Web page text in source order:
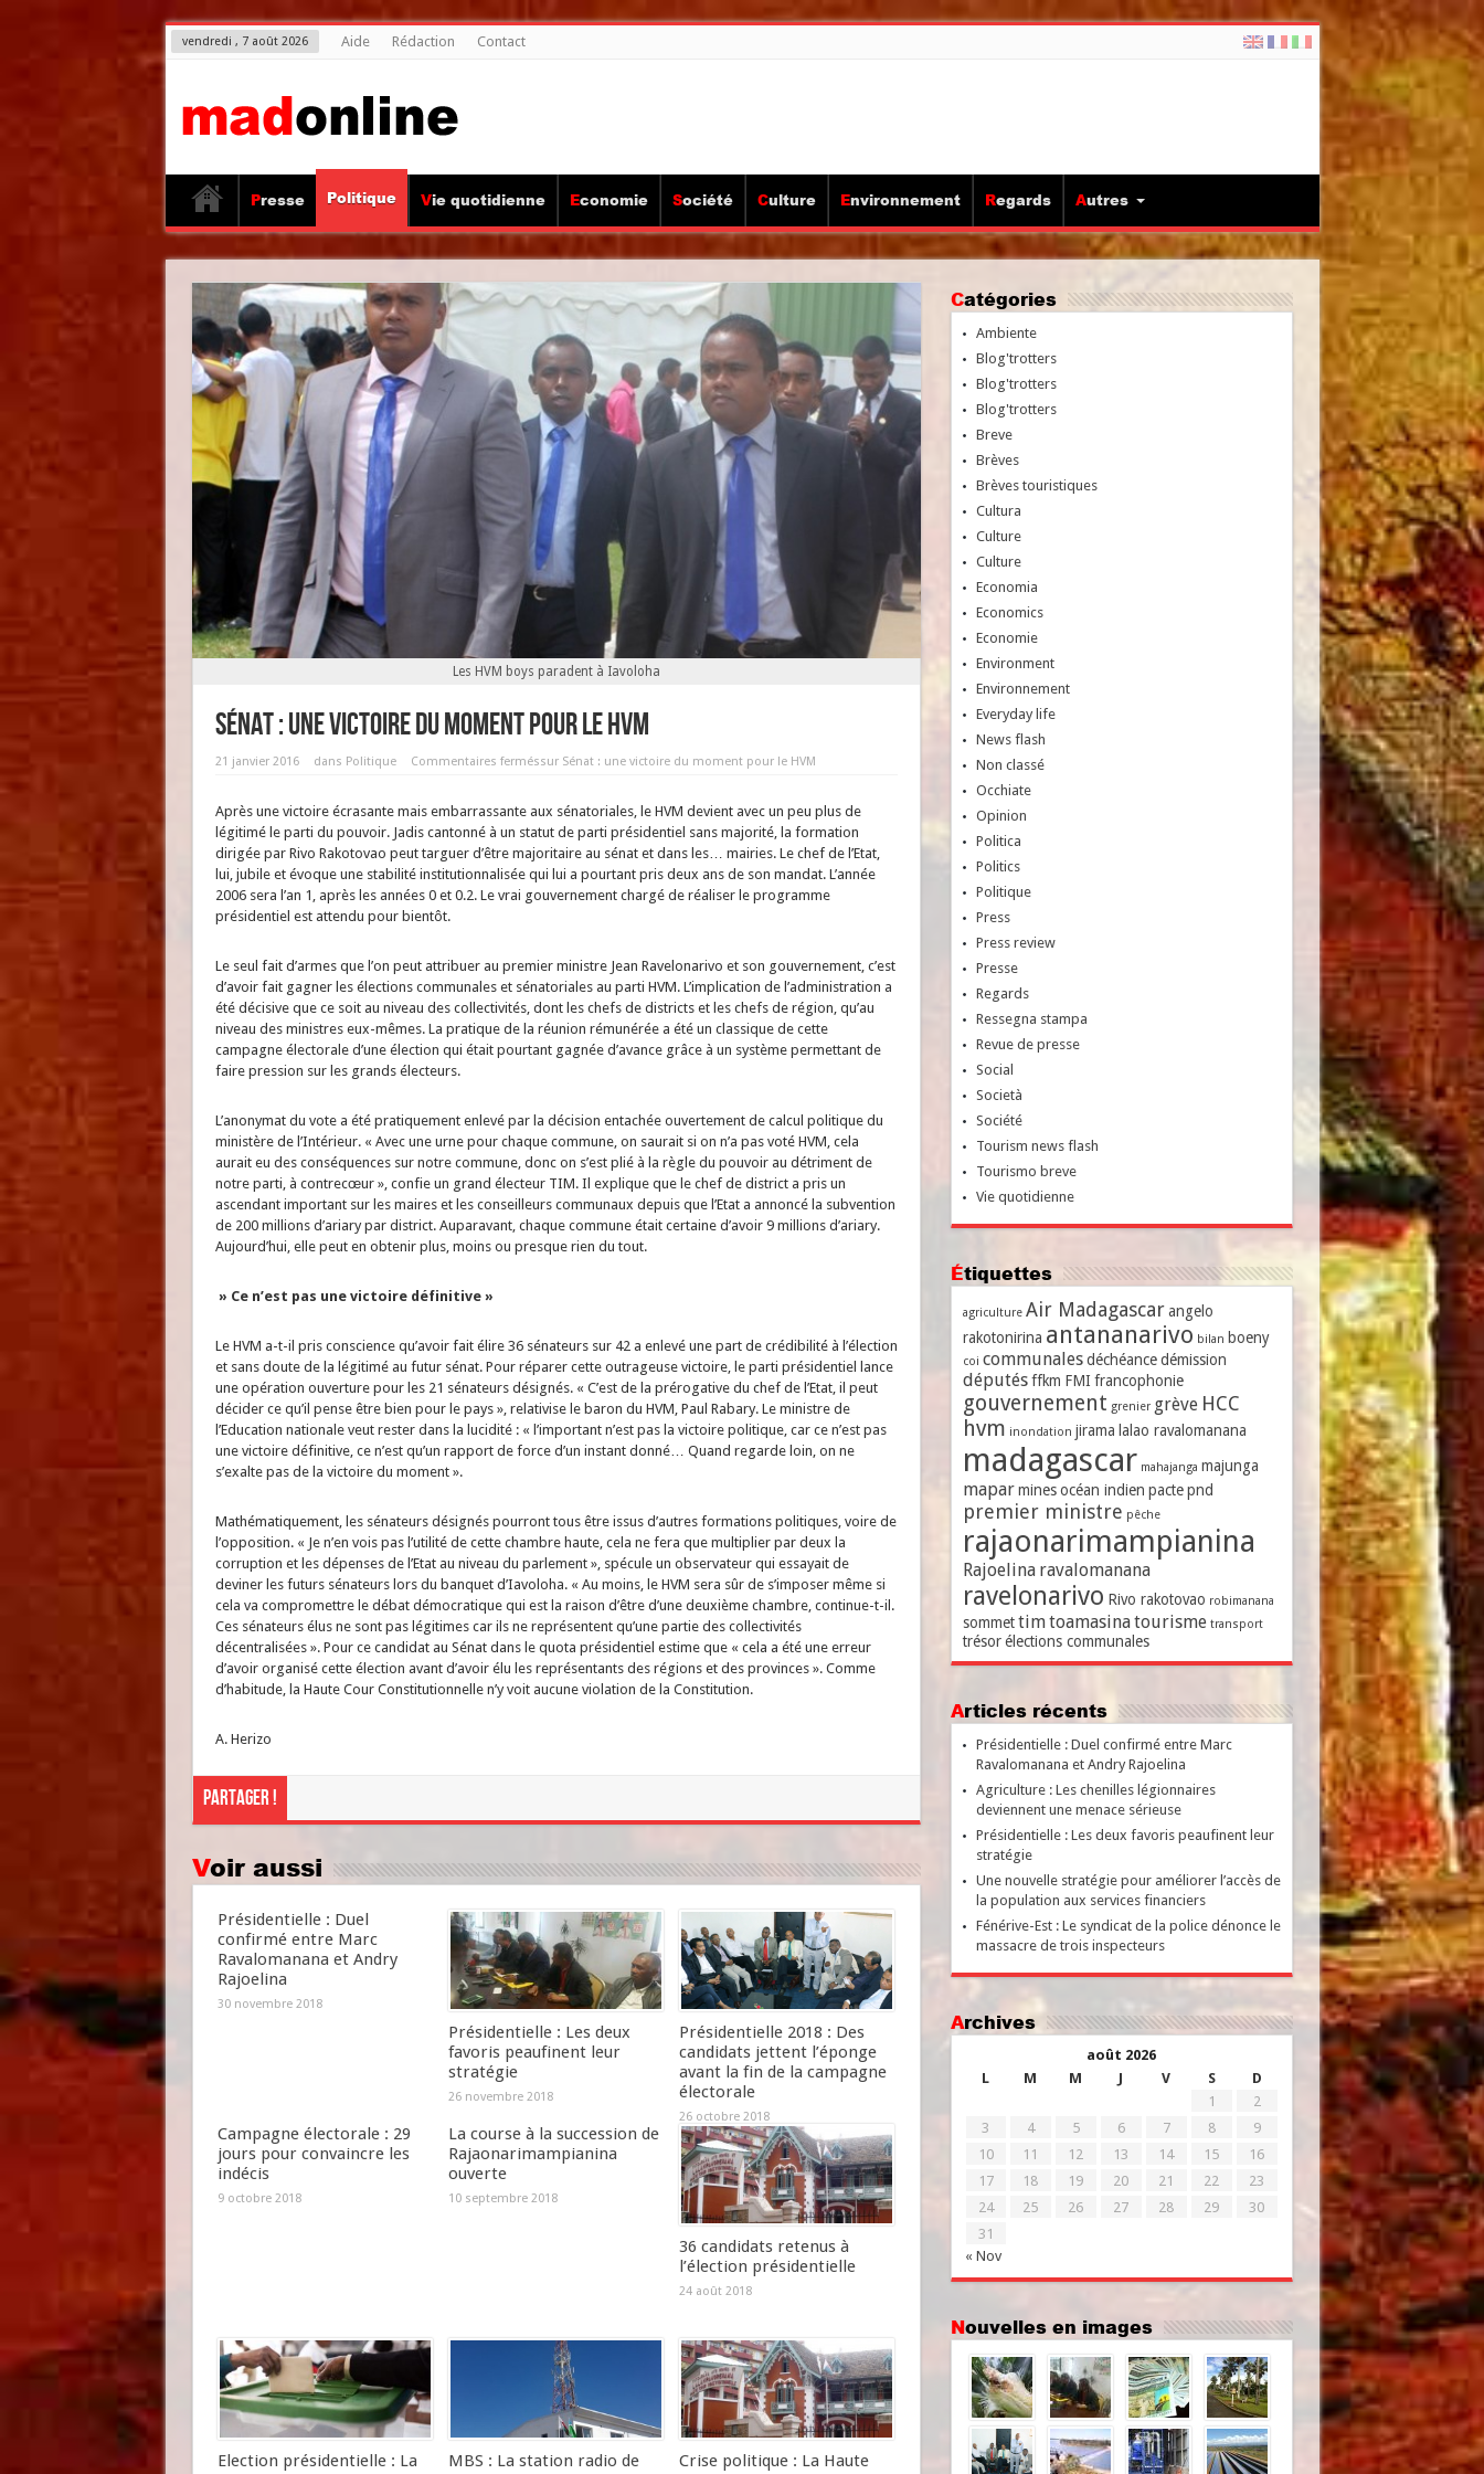
vendredi , 7 août 2026 Aide Rédaction Contact
Presse Politique Vie quotidienne Economie Société Culture Environnement Regards Autres
Les HVM boys paradent à Iavoloha
Sénat : une victoire du moment pour le HVM
21 janvier 2016 dans Politique Commentaires ferméssur Sénat : une victoire du moment pour le HVM
Après une victoire écrasante mais embarrassante aux sénatoriales, le HVM devient avec un peu plus de
légitimé le parti du pouvoir. Jadis cantonné à un statut de parti présidentiel sans majorité, la formation
dirigée par Rivo Rakotovao peut targuer d’être majoritaire au sénat et dans les… mairies. Le chef de l’Etat,
lui, jubile et évoque une stabilité institutionnalisée qui lui a pourtant pris deux ans de son mandat. L’année
2006 sera l’an 1, après les années 0 et 0.2. Le vrai gouvernement chargé de réaliser le programme
présidentiel est attendu pour bientôt.
Le seul fait d’armes que l’on peut attribuer au premier ministre Jean Ravelonarivo et son gouvernement, c’est
d’avoir fait gagner les élections communales et sénatoriales au parti HVM. L’implication de l’administration a
été décisive que ce soit au niveau des collectivités, dont les chefs de districts et les chefs de région, qu’au
niveau des ministres eux-mêmes. La pratique de la réunion rémunérée a été un classique de cette
campagne électorale d’une élection qui était pourtant gagnée d’avance grâce à un système permettant de
faire pression sur les grands électeurs.
L’anonymat du vote a été pratiquement enlevé par la décision entachée ouvertement de calcul politique du
ministère de l’Intérieur. « Avec une urne pour chaque commune, on saurait si on n’a pas voté HVM, cela
aurait eu des conséquences sur notre commune, donc on s’est plié à la règle du pouvoir au détriment de
notre parti, à contrecœur », confie un grand électeur TIM. Il explique que le chef de district a pris un
ascendant important sur les maires et les conseilleurs communaux depuis que l’Etat a annoncé la subvention
de 200 millions d’ariary par district. Auparavant, chaque commune était certaine d’avoir 9 millions d’ariary.
Aujourd’hui, elle peut en obtenir plus, moins ou presque rien du tout.
» Ce n’est pas une victoire définitive »
Le HVM a-t-il pris conscience qu’avoir fait élire 36 sénateurs sur 42 a enlevé une part de crédibilité à l’élection
et sans doute de la légitimé au futur sénat. Pour réparer cette outrageuse victoire, le parti présidentiel lance
une opération ouverture pour les 21 sénateurs désignés. « C’est de la prérogative du chef de l’Etat, il peut
décider ce qu’il pense être bien pour le pays », relativise le baron du HVM, Paul Rabary. Le ministre de
l’Education nationale veut rester dans la lucidité : « l’important n’est pas la victoire politique, car ce n’est pas
une victoire définitive, ce n’est qu’un rapport de force d’un instant donné… Quand regarde loin, on ne
s’exalte pas de la victoire du moment ».
Mathématiquement, les sénateurs désignés pourront tous être issus d’autres formations politiques, voire de
l’opposition. « Je n’en vois pas l’utilité de cette chambre haute, cela ne fera que multiplier par deux la
corruption et les dépenses de l’Etat au niveau du parlement », spécule un observateur qui essayait de
deviner les futurs sénateurs lors du banquet d’Iavoloha. « Au moins, le HVM sera sûr de s’imposer même si
cela va compromettre le débat démocratique qui est la raison d’être d’une deuxième chambre, continue-t-il.
Ces sénateurs élus ne sont pas légitimes car ils ne représentent qu’une partie des collectivités
décentralisées ». Pour ce candidat au Sénat dans le quota présidentiel estime que « cela a été une erreur
d’avoir organisé cette élection avant d’avoir élu les représentants des régions et des provinces ». Comme
d’habitude, la Haute Cour Constitutionnelle n’y voit aucune violation de la Constitution.
A. Herizo
Partager !
Voir aussi
Présidentielle : Duel
confirmé entre Marc
Ravalomanana et Andry
Rajoelina
30 novembre 2018
Présidentielle : Les deux
favoris peaufinent leur
stratégie
26 novembre 2018
Présidentielle 2018 : Des
candidats jettent l’éponge
avant la fin de la campagne
électorale
26 octobre 2018
Campagne électorale : 29
jours pour convaincre les
indécis
9 octobre 2018
La course à la succession de
Rajaonarimampianina
ouverte
10 septembre 2018
36 candidats retenus à
l’élection présidentielle
24 août 2018
Election présidentielle : La
MBS : La station radio de
Crise politique : La Haute
Catégories
Ambiente
Blog'trotters
Blog'trotters
Blog'trotters
Breve
Brèves
Brèves touristiques
Cultura
Culture
Culture
Economia
Economics
Economie
Environment
Environnement
Everyday life
News flash
Non classé
Occhiate
Opinion
Politica
Politics
Politique
Press
Press review
Presse
Regards
Ressegna stampa
Revue de presse
Social
Società
Société
Tourism news flash
Tourismo breve
Vie quotidienne
Étiquettes
agriculture Air Madagascar angelo
rakotonirina antananarivo bilan boeny
coi communales déchéance démission
députés ffkm FMI francophonie
gouvernement grenier grève HCC
hvm inondation jirama lalao ravalomanana
madagascar mahajanga majunga
mapar mines océan indien pacte pnd
premier ministre pêche
rajaonarimampianina
Rajoelina ravalomanana
ravelonarivo Rivo rakotovao robimanana
sommet timtoamasinatourisme transport
trésor élections communales
Articles récents
Présidentielle : Duel confirmé entre Marc
Ravalomanana et Andry Rajoelina
Agriculture : Les chenilles légionnaires
deviennent une menace sérieuse
Présidentielle : Les deux favoris peaufinent leur
stratégie
Une nouvelle stratégie pour améliorer l’accès de
la population aux services financiers
Fénérive-Est : Le syndicat de la police dénonce le
massacre de trois inspecteurs
Archives
août 2026
L
M M J V S D
« Nov
1
2
3
4 5 6 7 8
9
10
11 12 13 14 15
16
17
18 19 20 21 22
23
24
25 26 27 28 29
30
31
Nouvelles en images